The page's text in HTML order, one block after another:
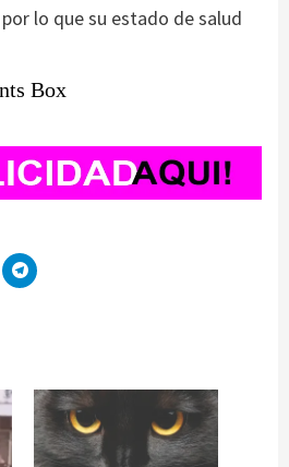
lo que su estado de salud
Box